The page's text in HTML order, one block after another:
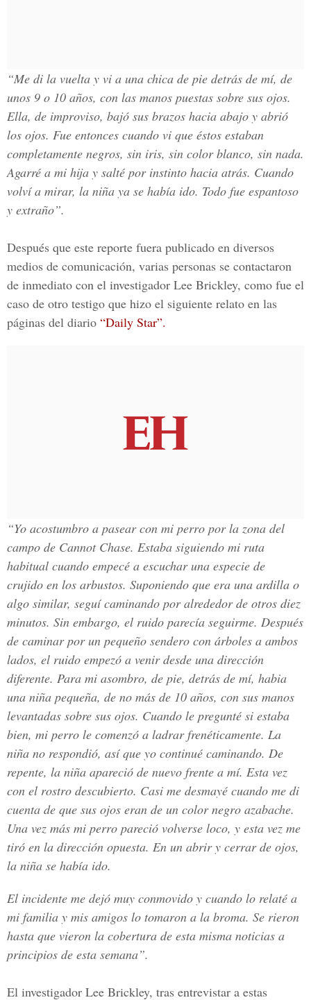
“Me di la vuelta y vi a una chica de pie detrás de mí, de
unos 9 o 10 años, con las manos puestas sobre sus ojos.
Ella, de improviso, bajó sus brazos hacia abajo y abrió
los ojos. Fue entonces cuando vi que éstos estaban
completamente negros, sin iris, sin color blanco, sin nada.
Agarré a mi hija y salté por instinto hacia atrás. Cuando
volví a mirar, la niña ya se había ido. Todo fue espantoso
y extraño”.
Después que este reporte fuera publicado en diversos
medios de comunicación, varias personas se contactaron
de inmediato con el investigador Lee Brickley, como fue el
caso de otro testigo que hizo el siguiente relato en las
páginas del diario “Daily Star”.
“Yo acostumbro a pasear con mi perro por la zona del
campo de Cannot Chase. Estaba siguiendo mi ruta
habitual cuando empecé a escuchar una especie de
crujido en los arbustos. Suponiendo que era una ardilla o
algo similar, seguí caminando por alrededor de otros diez
minutos. Sin embargo, el ruido parecía seguirme. Después
de caminar por un pequeño sendero con árboles a ambos
lados, el ruido empezó a venir desde una dirección
diferente. Para mi asombro, de pie, detrás de mí, habia
una niña pequeña, de no más de 10 años, con sus manos
levantadas sobre sus ojos. Cuando le pregunté si estaba
bien, mi perro le comenzó a ladrar frenéticamente. La
niña no respondió, así que yo continué caminando. De
repente, la niña apareció de nuevo frente a mí. Esta vez
con el rostro descubierto. Casi me desmayé cuando me di
cuenta de que sus ojos eran de un color negro azabache.
Una vez más mi perro pareció volverse loco, y esta vez me
tiró en la dirección opuesta. En un abrir y cerrar de ojos,
la niña se había ido.
El incidente me dejó muy conmovido y cuando lo relaté a
mi familia y mis amigos lo tomaron a la broma. Se rieron
hasta que vieron la cobertura de esta misma noticias a
principios de esta semana”.
El investigador Lee Brickley, tras entrevistar a estas